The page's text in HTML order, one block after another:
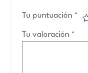
Tu puntuación *
Tu valoración *